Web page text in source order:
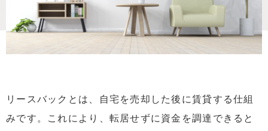
リースバックとは、自宅を売却した後に賃貸する仕組
みです。これにより、転居せずに資金を調達できると